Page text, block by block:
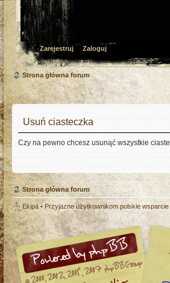
Zarejestruj Zaloguj
Strona główna forum
Usuń ciasteczka
Czy na pewno chcesz usunąć wszystkie
Strona główna forum
Ekipa• Przyjazne użytkownikom polskie wsparcie